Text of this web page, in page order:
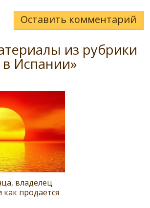
Оставить комментарий
из рубрики
Испании»
владелец
продается